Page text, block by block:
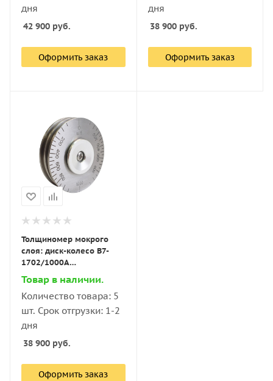
дня
42 900 руб.
Оформить заказ
дня
38 900руб.
Оформить заказ
Толщиномер мокрого
слоя: диск-колесо В7-
1702/1000А
нержавеющая сталь,
диапазон 0–1000 мкм
(шаг 50 мкм)
Товар в наличии.
Количество товара: 5
шт. Срок отгрузки: 1-2
дня
38 900 руб.
Оформить заказ